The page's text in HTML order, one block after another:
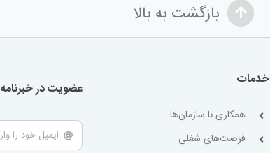
بازگشت به بالا
خدمات
همکاری با سازمان‌ها
فرصت‌های شغلی
عضویت در خبرنامه